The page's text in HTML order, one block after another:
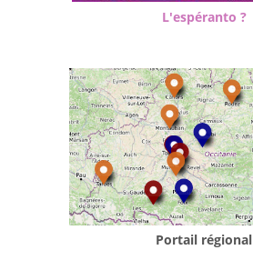
L'espéranto ?
Portail régional